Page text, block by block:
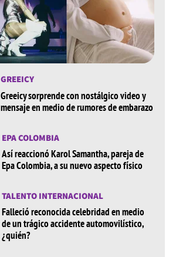
GREEICY
Greeicy sorprende con nostálgico video y
mensaje en medio de rumores de embarazo
EPA COLOMBIA
Así reaccionó Karol Samantha, pareja de
Epa Colombia, a su nuevo aspecto físico
TALENTO INTERNACIONAL
Falleció reconocida celebridad en medio
de un trágico accidente automovilístico,
¿quién?